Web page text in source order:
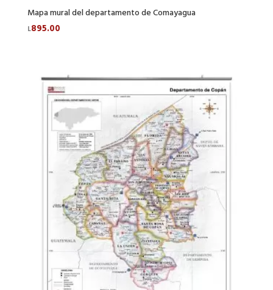
Mapa mural del departamento de Comayagua
L895.00